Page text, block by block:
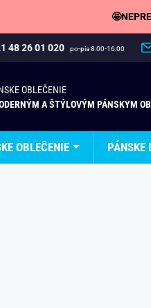
48 26 01 020 po-pia 8:00-16:00
OBLEČENIE
A ŠTÝLOVÝM PÁNSKYM
OBLEČENIE PÁNSKE